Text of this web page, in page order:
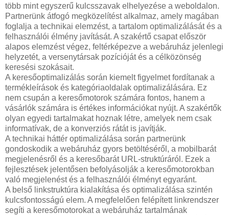
több mint egyszerű kulcsszavak elhelyezése a weboldalon.
Partnerünk átfogó megközelítést alkalmaz, amely magában
foglalja a technikai elemzést, a tartalom optimalizálását és a
felhasználói élmény javítását. A szakértő csapat először
alapos elemzést végez, feltérképezve a webáruház jelenlegi
helyzetét, a versenytársak pozícióját és a célközönség
keresési szokásait.
A keresőoptimalizálás során kiemelt figyelmet fordítanak a
termékleírások és kategóriaoldalak optimalizálására. Ez
nem csupán a keresőmotorok számára fontos, hanem a
vásárlók számára is értékes információkat nyújt. A szakértők
olyan egyedi tartalmakat hoznak létre, amelyek nem csak
informatívak, de a konverziós rátát is javítják.
A technikai háttér optimalizálása során partnerünk
gondoskodik a webáruház gyors betöltéséről, a mobilbarát
megjelenésről és a keresőbarát URL-struktúráról. Ezek a
fejlesztések jelentősen befolyásolják a keresőmotorokban
való megjelenést és a felhasználói élményt egyaránt.
A belső linkstruktúra kialakítása és optimalizálása szintén
kulcsfontosságú elem. A megfelelően felépített linkrendszer
segíti a keresőmotorokat a webáruház tartalmának